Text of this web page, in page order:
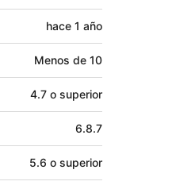
hace 1 año
Menos de 10
4.7 o superior
6.8.7
5.6 o superior